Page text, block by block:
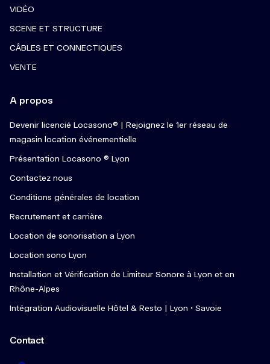
VIDÉO
SCENE ET STRUCTURE
CÂBLES ET CONNECTIQUES
VENTE
A propos
Devenir licencié Locasono® | Rejoignez le 1er réseau de
magasin location événementielle
Présentation Locasono ® Lyon
Contactez nous
Conditions générales de location
Recrutement et carrière
Location de sonorisation a Lyon
Location sono Lyon
Installation et Vérification de Limiteur Sonore à Lyon et en
Rhône-Alpes
Intégration Audiovisuelle Hôtel & Resto | Lyon • Savoie
Contact